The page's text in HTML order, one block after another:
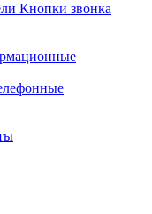
Кнопки звонка